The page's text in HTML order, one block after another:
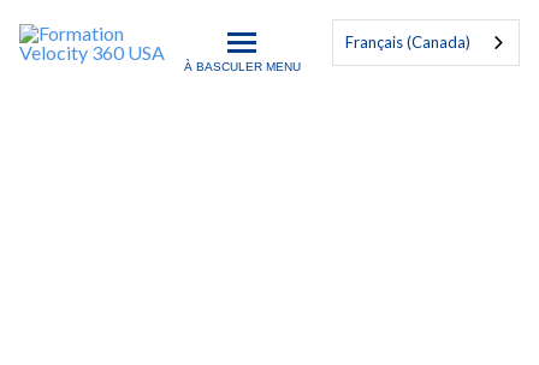
Formation Velocity 360
À BASCULER MENU
Français (Canada)